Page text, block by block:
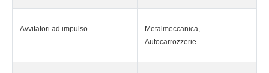
Avvitatori ad impulso
Metalmeccanica,
Autocarrozzerie